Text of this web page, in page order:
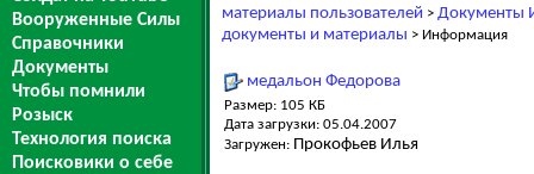
Вооруженные Силы
Справочники
Документы
Чтобы помнили
Розыск
Технология поиска
Поисковики о себе
материалы пользователей > Документы
документы и материалы > Информация
медальон Федорова
Размер: 105 КБ
Дата загрузки: 05.04.2007
Загружен: Прокофьев Илья